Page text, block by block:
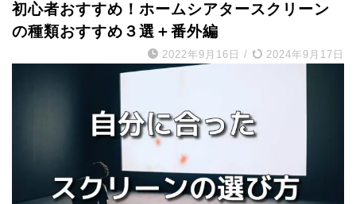
初心者おすすめ！ホームシアタースクリーン
の種類おすすめ３選＋番外編
2022年9月16日 / 2024年9月17日